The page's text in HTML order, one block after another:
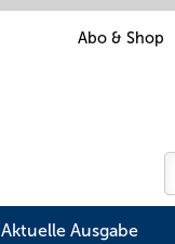
Abo & Shop
Aktuelle Ausgabe